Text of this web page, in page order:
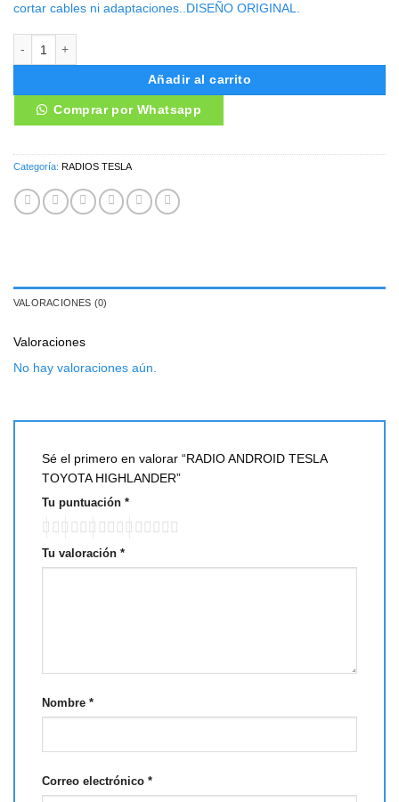
cortar cables ni adaptaciones..DISEÑO ORIGINAL.
Añadir al carrito
Comprar por Whatsapp
Categoría: RADIOS TESLA
VALORACIONES (0)
Valoraciones
No hay valoraciones aún.
Sé el primero en valorar “RADIO ANDROID TESLA
TOYOTA HIGHLANDER”
Tu puntuación *
Tu valoración *
Nombre *
Correo electrónico *